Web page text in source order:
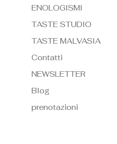
ENOLOGISMI
TASTE STUDIO
TASTE MALVASIA
Contatti
NEWSLETTER
Blog
prenotazioni